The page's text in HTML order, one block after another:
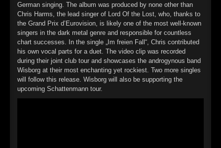
German singing. The album was produced by none other than
Chris Harms, the lead singer of Lord Of the Lost, who, thanks to
the Grand Prix d’Eurovision, is likely one of the most well-known
singers in the dark metal genre and responsible for countless
chart successes. In the single „Im freien Fall“, Chris contributed
his own vocal parts for a duet. The video clip was recorded
during their joint club tour and showcases the androgynous band
Wisborg at their most enchanting yet rockiest. Two more singles
will follow this release. Wisborg will also be supporting the
upcoming Schattenmann tour.